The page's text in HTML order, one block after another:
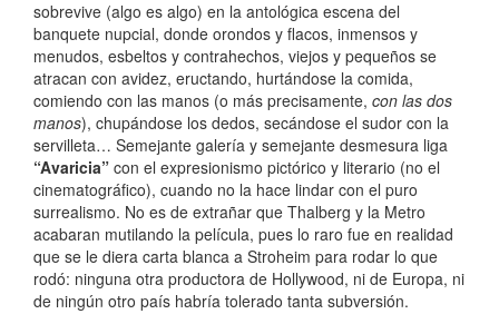
sobrevive (algo es algo) en la antológica escena del
banquete nupcial, donde orondos y flacos, inmensos y
menudos, esbeltos y contrahechos, viejos y pequeños se
atracan con avidez, eructando, hurtándose la comida,
comiendo con las manos (o más precisamente, con las dos
manos), chupándose los dedos, secándose el sudor con la
servilleta… Semejante galería y semejante desmesura liga
“Avaricia” con el expresionismo pictórico y literario (no el
cinematográfico), cuando no la hace lindar con el puro
surrealismo. No es de extrañar que Thalberg y la Metro
acabaran mutilando la película, pues lo raro fue en realidad
que se le diera carta blanca a Stroheim para rodar lo que
rodó: ninguna otra productora de Hollywood, ni de Europa, ni
de ningún otro país habría tolerado tanta subversión.